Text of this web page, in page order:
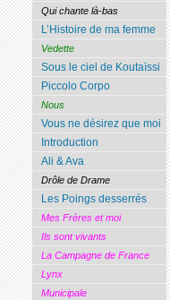
Qui chante là-bas
L’Histoire de ma femme
Vedette
Sous le ciel de Koutaïssi
Piccolo Corpo
Nous
Vous ne désirez que moi
Introduction
Ali & Ava
Drôle de Drame
Les Poings desserrés
Mes Frères et moi
Ils sont vivants
La Campagne de France
Lynx
Municipale